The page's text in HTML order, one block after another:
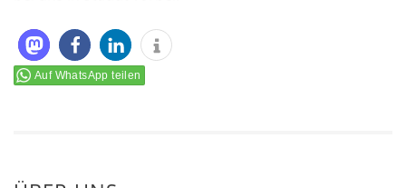
Auf WhatsApp teilen